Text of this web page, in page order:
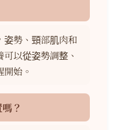
勢、頸部肌肉和
以從姿勢調整、
始。
？